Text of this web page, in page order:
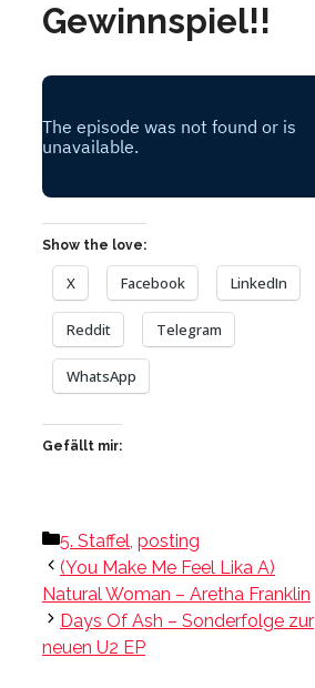
Gewinnspiel!!
Show the love:
X Facebook LinkedIn
Reddit Telegram
WhatsApp
Gefällt mir:
Kategorien
5. Staffel, posting
(You Make Me Feel Lika A)
Natural Woman – Aretha Franklin
Days Of Ash – Sonderfolge zur
neuen U2 EP